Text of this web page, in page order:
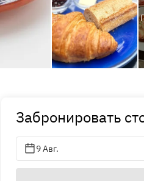
Забронировать
9 Авг.